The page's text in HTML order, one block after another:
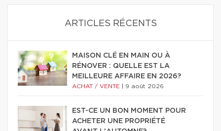
ARTICLES RÉCENTS
MAISON CLÉ EN MAIN OU À
RÉNOVER : QUELLE EST LA
MEILLEURE AFFAIRE EN 2026?
ACHAT / VENTE 9 août 2026
EST-CE UN BON MOMENT POUR
ACHETER UNE PROPRIÉTÉ